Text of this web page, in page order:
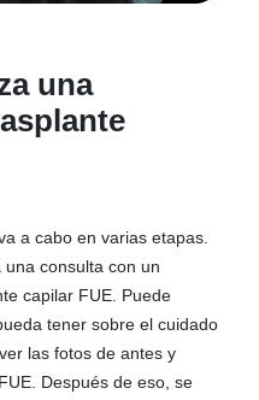
una
a cabo en varias etapas.
consulta con un
capilar FUE. Puede
tener sobre el cuidado
las fotos de antes y
Después de eso, se